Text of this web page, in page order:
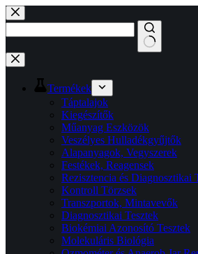
Skip
to
content
No
results
Termékek
Táptalajok
Kiegészítők
Műanyag Eszközök
Veszélyes Hulladékgyűjtők
Alapanyagok, Vegyszerek
Festékek, Reagensek
Rezisztencia és Diagnosztikai
Kontroll Törzsek
Transzportok, Mintavevők
Diagnosztikai Tesztek
Biokémiai Azonosító Tesztek
Molekuláris Biológia